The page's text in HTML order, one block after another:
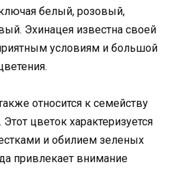
белый, розовый,
Эхинацея известна своей
условиям и большой
относится к семейству
цветок характеризуется
и обилием зеленых
привлекает внимание